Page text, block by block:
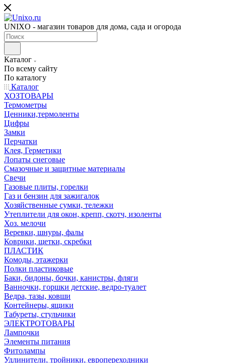
UNIXO - магазин товаров для дома, сада и огорода
Каталог
По всему сайту
По каталогу
Каталог
ХОЗТОВАРЫ
Термометры
Ценники,термоленты
Цифры
Замки
Перчатки
Клея, Герметики
Лопаты снеговые
Смазочные и защитные материалы
Свечи
Газовые плиты, горелки
Газ и бензин для зажигалок
Хозяйственные сумки, тележки
Утеплители для окон, крепп, скотч, изоленты
Хоз. мелочи
Веревки, шнуры, фалы
Коврики, щетки, скребки
ПЛАСТИК
Комоды, этажерки
Полки пластиковые
Баки, бидоны, бочки, канистры, фляги
Ванночки, горшки детские, ведро-туалет
Ведра, тазы, ковши
Контейнеры, ящики
Табуреты, стульчики
ЭЛЕКТРОТОВАРЫ
Лампочки
Элементы питания
Фитолампы
Удлинители, тройники, европереходники